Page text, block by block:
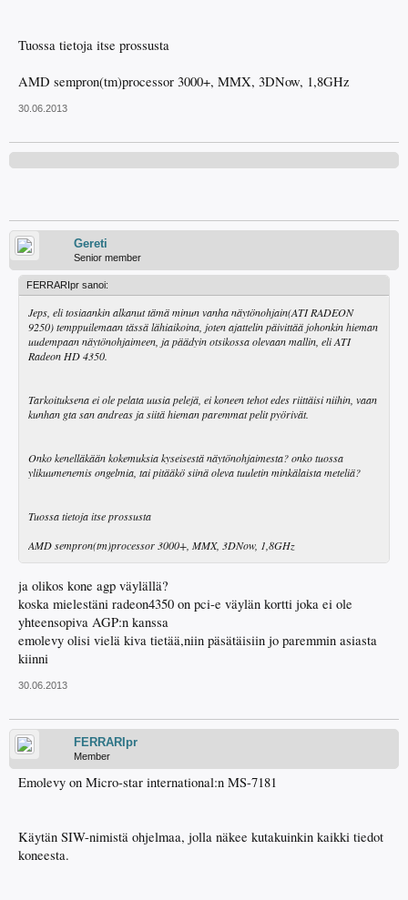
Tuossa tietoja itse prossusta
AMD sempron(tm)processor 3000+, MMX, 3DNow, 1,8GHz
30.06.2013
Gereti
Senior member
FERRARIpr sanoi:
Jeps, eli tosiaankin alkanut tämä minun vanha näytönohjain(ATI RADEON
9250) temppuilemaan tässä lähiaikoina, joten ajattelin päivittää johonkin hieman
uudempaan näytönohjaimeen, ja päädyin otsikossa olevaan mallin, eli ATI
Radeon HD 4350.
Tarkoituksena ei ole pelata uusia pelejä, ei koneen tehot edes riittäisi niihin, vaan
kunhan gta san andreas ja siitä hieman paremmat pelit pyörivät.
Onko kenelläkään kokemuksia kyseisestä näytönohjaimesta? onko tuossa
ylikuumenemis ongelmia, tai pitääkö siinä oleva tuuletin minkälaista meteliä?
Tuossa tietoja itse prossusta
AMD sempron(tm)processor 3000+, MMX, 3DNow, 1,8GHz
ja olikos kone agp väylällä?
koska mielestäni radeon4350 on pci-e väylän kortti joka ei ole
yhteensopiva AGP:n kanssa
emolevy olisi vielä kiva tietää,niin päsätäisiin jo paremmin asiasta
kiinni
30.06.2013
FERRARIpr
Member
Emolevy on Micro-star international:n MS-7181
Käytän SIW-nimistä ohjelmaa, jolla näkee kutakuinkin kaikki tiedot
koneesta.